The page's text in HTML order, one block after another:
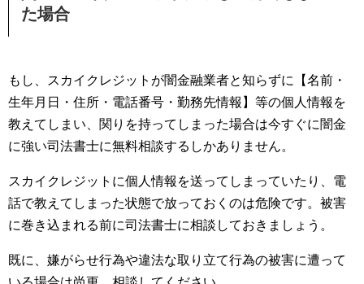
た場合
もし、スカイクレジットが闇金融業者と知らずに【名前・
生年月日・住所・電話番号・勤務先情報】等の個人情報を
教えてしまい、関りを持ってしまった場合は今すぐに闇金
に強い司法書士に無料相談するしかありません。
スカイクレジットに個人情報を送ってしまっていたり、電
話で教えてしまった状態で放っておくのは危険です。被害
に巻き込まれる前に司法書士に相談しておきましょう。
既に、嫌がらせ行為や違法な取り立て行為の被害に遭って